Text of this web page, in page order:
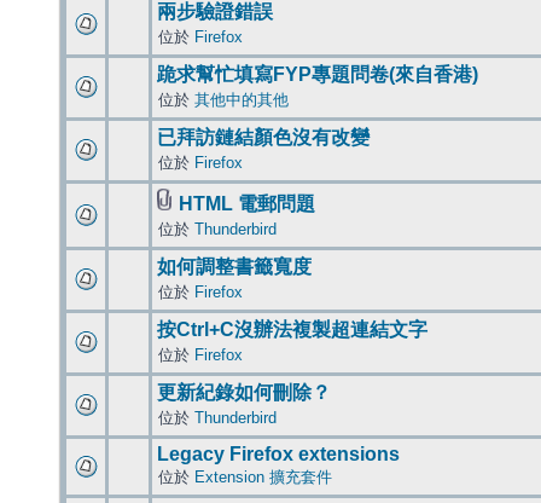
兩步驗證錯誤
位於 Firefox
跪求幫忙填寫FYP專題問卷(來自香港)
位於 其他中的其他
已拜訪鏈結顏色沒有改變
位於 Firefox
HTML 電郵問題
位於 Thunderbird
如何調整書籤寬度
位於 Firefox
按Ctrl+C沒辦法複製超連結文字
位於 Firefox
更新紀錄如何刪除？
位於 Thunderbird
Legacy Firefox extensions
位於 Extension 擴充套件